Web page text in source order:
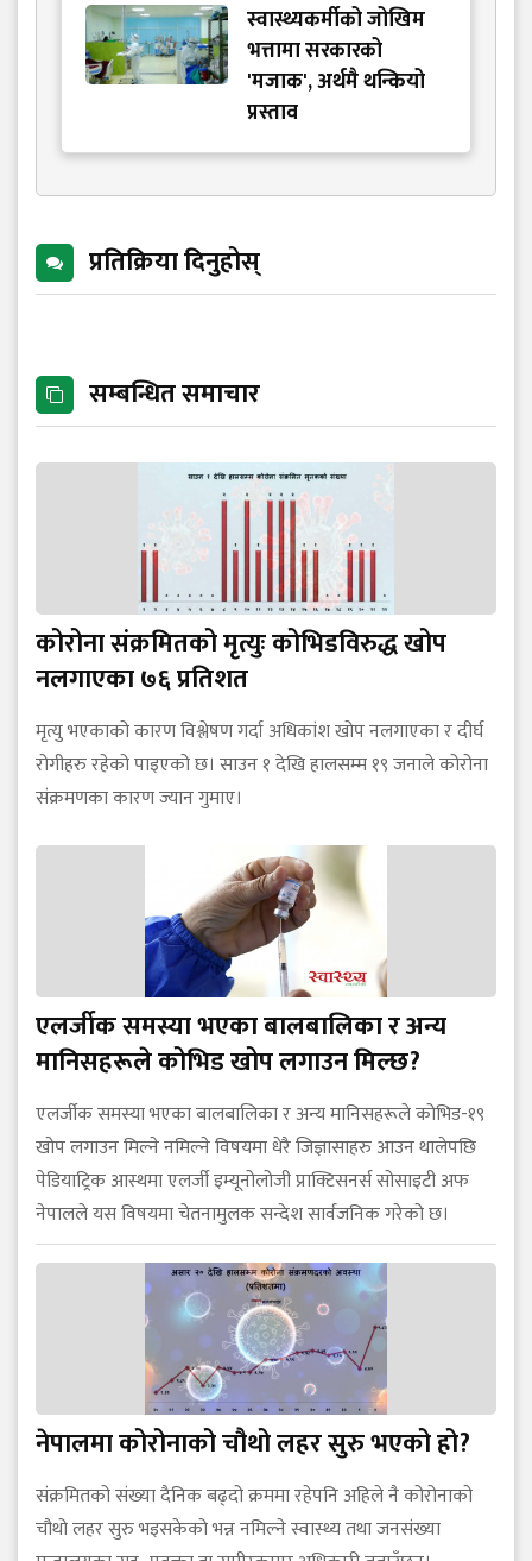
स्वास्थ्यकर्मीको जोखिम
भत्तामा सरकारको
'मजाक', अर्थमै थन्कियो
प्रस्ताव
प्रतिक्रिया दिनुहोस्
सम्बन्धित समाचार
कोरोना संक्रमितको मृत्युः कोभिडविरुद्ध खोप
नलगाएका ७६ प्रतिशत
मृत्यु भएकाको कारण विश्लेषण गर्दा अधिकांश खोप नलगाएका र दीर्घ
रोगीहरु रहेको पाइएको छ। साउन १ देखि हालसम्म १९ जनाले कोरोना
संक्रमणका कारण ज्यान गुमाए।
एलर्जीक समस्या भएका बालबालिका र अन्य
मानिसहरूले कोभिड खोप लगाउन मिल्छ?
एलर्जीक समस्या भएका बालबालिका र अन्य मानिसहरूले कोभिड-१९
खोप लगाउन मिल्ने नमिल्ने विषयमा धेरै जिज्ञासाहरु आउन थालेपछि
पेडियाट्रिक आस्थमा एलर्जी इम्यूनोलोजी प्राक्टिसनर्स सोसाइटी अफ
नेपालले यस विषयमा चेतनामुलक सन्देश सार्वजनिक गरेको छ।
नेपालमा कोरोनाको चौथो लहर सुरु भएको हो?
संक्रमितको संख्या दैनिक बढ्दो क्रममा रहेपनि अहिले नै कोरोनाको
चौथो लहर सुरु भइसकेको भन्न नमिल्ने स्वास्थ्य तथा जनसंख्या